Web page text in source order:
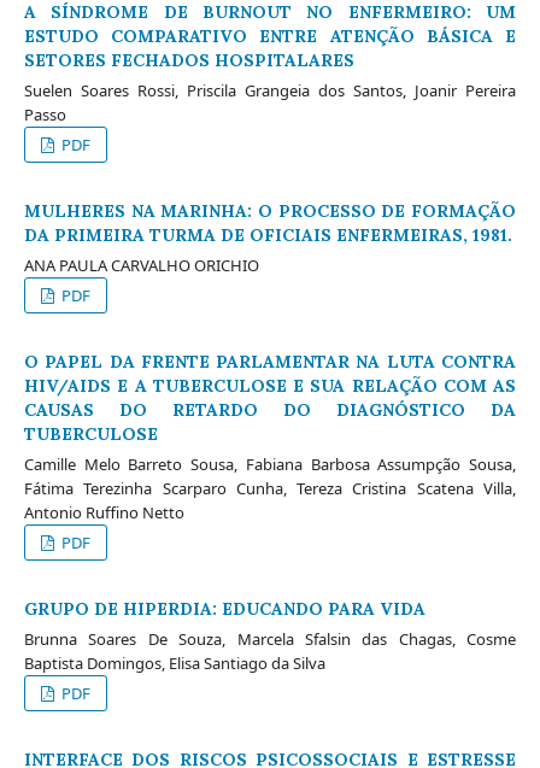
A SÍNDROME DE BURNOUT NO ENFERMEIRO: UM
ESTUDO COMPARATIVO ENTRE ATENÇÃO BÁSICA E
SETORES FECHADOS HOSPITALARES
Suelen Soares Rossi, Priscila Grangeia dos Santos, Joanir Pereira
Passo
PDF
MULHERES NA MARINHA: O PROCESSO DE FORMAÇÃO
DA PRIMEIRA TURMA DE OFICIAIS ENFERMEIRAS, 1981.
ANA PAULA CARVALHO ORICHIO
PDF
O PAPEL DA FRENTE PARLAMENTAR NA LUTA CONTRA
HIV/AIDS E A TUBERCULOSE E SUA RELAÇÃO COM AS
CAUSAS DO RETARDO DO DIAGNÓSTICO DA
TUBERCULOSE
Camille Melo Barreto Sousa, Fabiana Barbosa Assumpção Sousa,
Fátima Terezinha Scarparo Cunha, Tereza Cristina Scatena Villa,
Antonio Ruffino Netto
PDF
GRUPO DE HIPERDIA: EDUCANDO PARA VIDA
Brunna Soares De Souza, Marcela Sfalsin das Chagas, Cosme
Baptista Domingos, Elisa Santiago da Silva
PDF
INTERFACE DOS RISCOS PSICOSSOCIAIS E ESTRESSE